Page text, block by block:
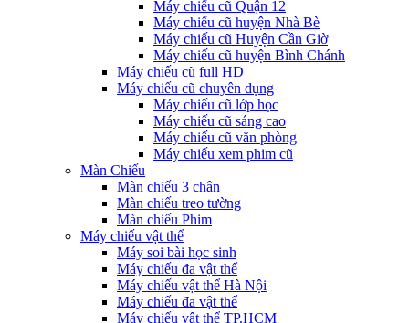
Máy chiếu cũ Quận 12
Máy chiếu cũ huyện Nhà Bè
Máy chiếu cũ Huyện Cần Giờ
Máy chiếu cũ huyện Bình Chánh
Máy chiếu cũ full HD
Máy chiếu cũ chuyên dụng
Máy chiếu cũ lớp học
Máy chiếu cũ sáng cao
Máy chiếu cũ văn phòng
Máy chiếu xem phim cũ
Màn Chiếu
Màn chiếu 3 chân
Màn chiếu treo tường
Màn chiếu Phim
Máy chiếu vật thể
Máy soi bài học sinh
Máy chiếu đa vật thể
Máy chiếu vật thể Hà Nội
Máy chiếu đa vật thể
Máy chiếu vật thể TP.HCM